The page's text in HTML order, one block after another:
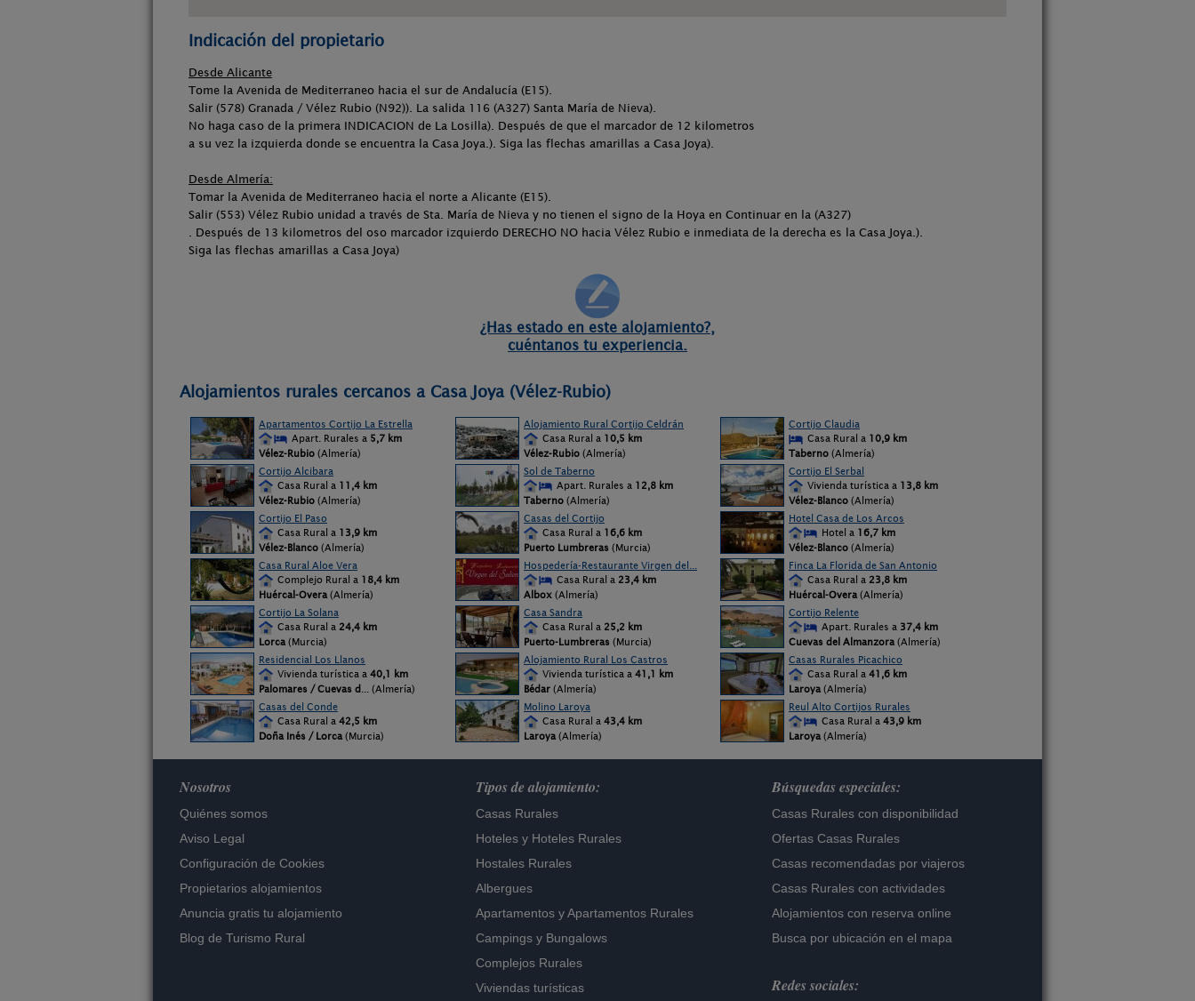
Indicación del propietario
Desde Alicante
Tome la Avenida de Mediterraneo hacia el sur de Andalucía (E15).
Salir (578) Granada / Vélez Rubio (N92)). La salida 116 (A327) Santa María de Nieva).
No haga caso de la primera INDICACION de La Losilla). Después de que el marcador de 12 kilometros
a su vez la izquierda donde se encuentra la Casa Joya.). Siga las flechas amarillas a Casa Joya).
Desde Almería:
Tomar la Avenida de Mediterraneo hacia el norte a Alicante (E15).
Salir (553) Vélez Rubio unidad a través de Sta. María de Nieva y no tienen el signo de la Hoya en Continuar en la (A327)
. Después de 13 kilometros del oso marcador izquierdo DERECHO NO hacia Vélez Rubio e inmediata de la derecha es la Casa Joya.).
Siga las flechas amarillas a Casa Joya)
¿Has estado en este alojamiento?,
cuéntanos tu experiencia.
Alojamientos rurales cercanos a Casa Joya (Vélez-Rubio)
Apartamentos Cortijo La Estrella
Apart. Rurales a 5,7 km
Vélez-Rubio (Almería)
Alojamiento Rural Cortijo Celdrán
Casa Rural a 10,5 km
Vélez-Rubio (Almería)
Cortijo Claudia
Casa Rural a 10,9 km
Taberno (Almería)
Cortijo Alcibara
Casa Rural a 11,4 km
Vélez-Rubio (Almería)
Sol de Taberno
Apart. Rurales a 12,8 km
Taberno (Almería)
Cortijo El Serbal
Vivienda turística a 13,8 km
Vélez-Blanco (Almería)
Cortijo El Paso
Casa Rural a 13,9 km
Vélez-Blanco (Almería)
Casas del Cortijo
Casa Rural a 16,6 km
Puerto Lumbreras (Murcia)
Hotel Casa de Los Arcos
Hotel a 16,7 km
Vélez-Blanco (Almería)
Casa Rural Aloe Vera
Complejo Rural a 18,4 km
Huércal-Overa (Almería)
Hospedería-Restaurante Virgen del...
Casa Rural a 23,4 km
Albox (Almería)
Finca La Florida de San Antonio
Casa Rural a 23,8 km
Huércal-Overa (Almería)
Cortijo La Solana
Casa Rural a 24,4 km
Lorca (Murcia)
Casa Sandra
Casa Rural a 25,2 km
Puerto-Lumbreras (Murcia)
Cortijo Relente
Apart. Rurales a 37,4 km
Cuevas del Almanzora (Almería)
Residencial Los Llanos
Vivienda turística a 40,1 km
Palomares / Cuevas d ... (Almería)
Alojamiento Rural Los Castros
Vivienda turística a 41,1 km
Bédar (Almería)
Casas Rurales Picachico
Casa Rural a 41,6 km
Laroya (Almería)
Casas del Conde
Casa Rural a 42,5 km
Doña Inés / Lorca (Murcia)
Molino Laroya
Casa Rural a 43,4 km
Laroya (Almería)
Reul Alto Cortijos Rurales
Casa Rural a 43,9 km
Laroya (Almería)
Nosotros
Quiénes somos
Aviso Legal
Configuración de Cookies
Propietarios alojamientos
Anuncia gratis tu alojamiento
Blog de Turismo Rural
Tipos de alojamiento:
Casas Rurales
Hoteles y Hoteles Rurales
Hostales Rurales
Albergues
Apartamentos yApartamentos Rurales
Campings y Bungalows
Complejos Rurales
Viviendas turísticas
Búsquedas especiales:
Casas Rurales con disponibilidad
Ofertas Casas Rurales
Casas recomendadas por viajeros
Casas Rurales con actividades
Alojamientos con reserva online
Busca por ubicación en el mapa
Redes sociales: